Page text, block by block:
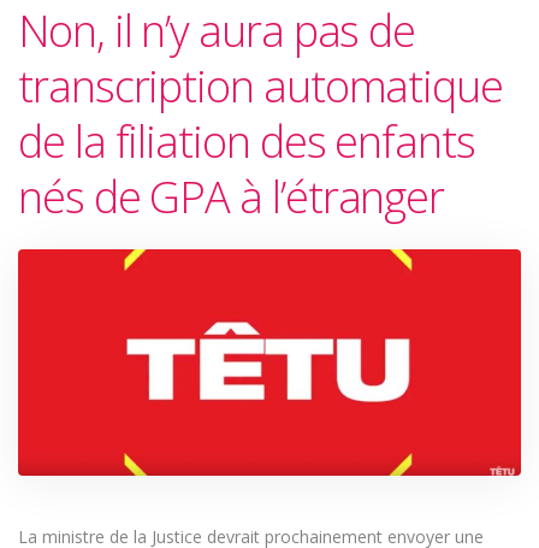
Non, il n’y aura pas de
transcription automatique
de la filiation des enfants
nés de GPA à l’étranger
La ministre de la Justice devrait prochainement envoyer une